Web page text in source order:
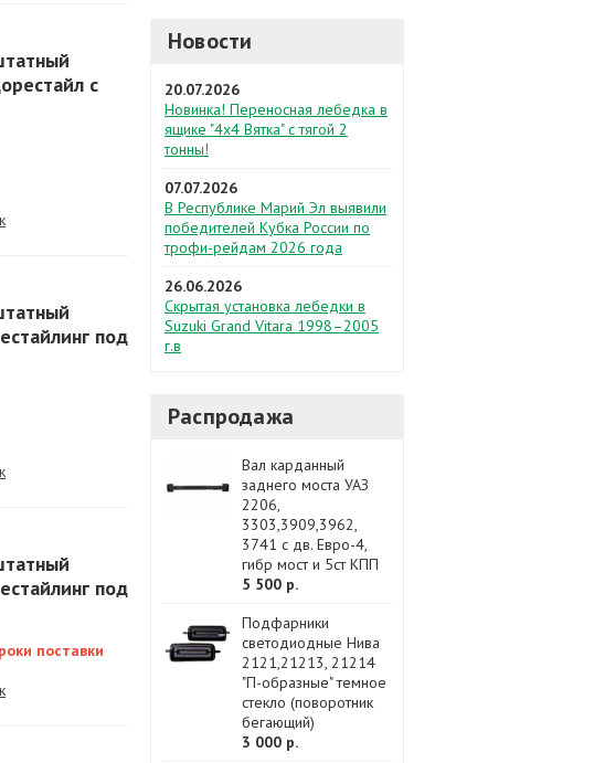
с
под
под
поставки
Новости
20.07.2026
Новинка! Переносная лебедка в
ящике "4х4 Вятка" с тягой 2
тонны!
07.07.2026
В Республике Марий Эл выявили
победителей Кубка России по
трофи-рейдам 2026 года
26.06.2026
Скрытая установка лебедки в
Suzuki Grand Vitara 1998–2005
г.в
Распродажа
Вал карданный
заднего моста УАЗ
2206,
3303,3909,3962,
3741 с дв. Евро-4,
гибр мост и 5ст КПП
5 500 р.
Подфарники
светодиодные Нива
2121,21213, 21214
"П-образные" темное
стекло (поворотник
бегающий)
3 000 р.